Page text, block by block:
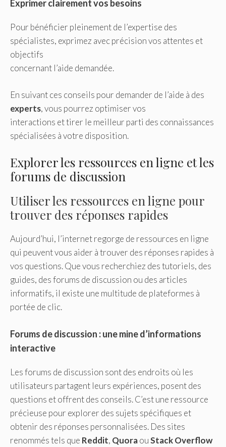
Exprimer clairement vos besoins
Pour bénéficier pleinement de l’expertise des
spécialistes, exprimez avec précision vos attentes et
objectifs
concernant l’aide demandée.
En suivant ces conseils pour demander de l’aide à des
experts, vous pourrez optimiser vos
interactions et tirer le meilleur parti des connaissances
spécialisées à votre disposition.
Explorer les ressources en ligne et les
forums de discussion
Utiliser les ressources en ligne pour
trouver des réponses rapides
Aujourd’hui, l’internet regorge de ressources en ligne
qui peuvent vous aider à trouver des réponses rapides à
vos questions. Que vous recherchiez des tutoriels, des
guides, des forums de discussion ou des articles
informatifs, il existe une multitude de plateformes à
portée de clic.
Forums de discussion : une mine d’informations
interactive
Les forums de discussion sont des endroits où les
utilisateurs partagent leurs expériences, posent des
questions et offrent des conseils. C’est une ressource
précieuse pour explorer des sujets spécifiques et
obtenir des réponses personnalisées. Des sites
renommés tels que Reddit, QuoraouStack Overflow